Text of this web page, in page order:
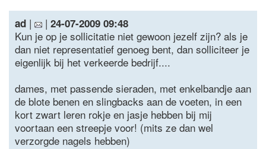
ad | | 24-07-2009 09:48
Kun je op je sollicitatie niet gewoon jezelf zijn? als je
dan niet representatief genoeg bent, dan solliciteer je
eigenlijk bij het verkeerde bedrijf....
dames, met passende sieraden, met enkelbandje aan
de blote benen en slingbacks aan de voeten, in een
kort zwart leren rokje en jasje hebben bij mij
voortaan een streepje voor! (mits ze dan wel
verzorgde nagels hebben)